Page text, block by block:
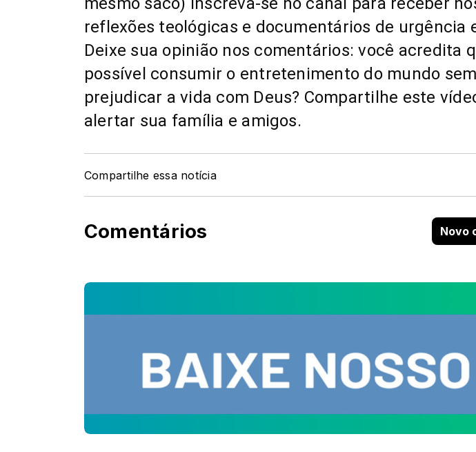
reflexões teológicas e documentários de urgência
Deixe sua opinião nos comentários: você acredita
possível consumir o entretenimento do mundo sem
prejudicar a vida com Deus? Compartilhe este
alertar sua família e amigos.
Compartilhe essa notícia
Comentários Novo